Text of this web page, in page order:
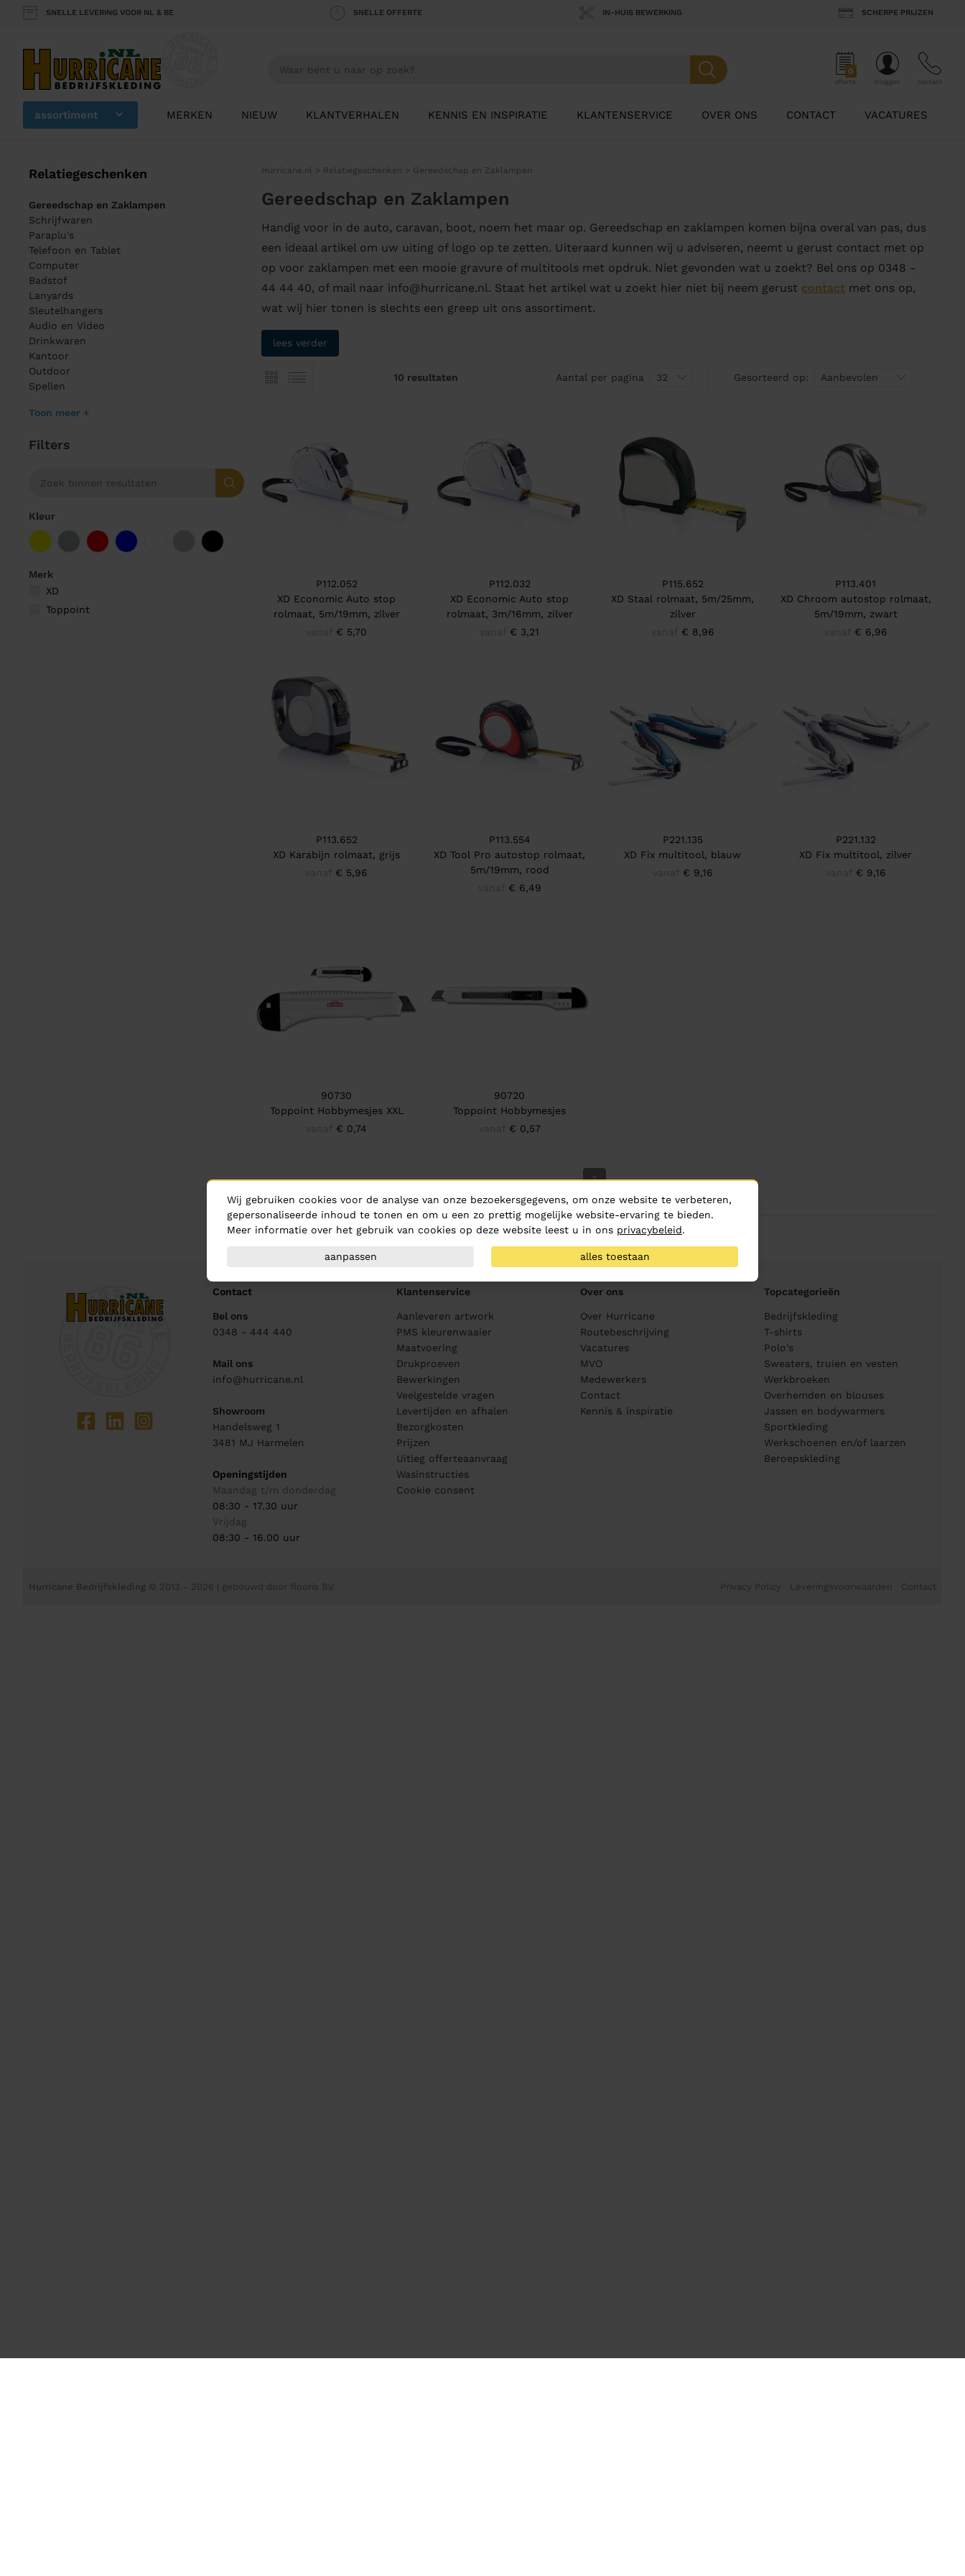
SNELLE LEVERING VOOR NL & BE SNELLE OFFERTE IN-HUIS BEWERKING SCHERPE PRIJZEN
0
offerte inloggen contact
assortiment MERKEN NIEUW KLANTVERHALEN KENNIS EN INSPIRATIE KLANTENSERVICE OVER ONS CONTACT VACATURES
Relatiegeschenken
Gereedschap en Zaklampen
Schrijfwaren
Paraplu's
Telefoon en Tablet
Computer
Badstof
Lanyards
Sleutelhangers
Audio en Video
Drinkwaren
Kantoor
Outdoor
Spellen
Toon meer +
Filters
Kleur
Merk
XD
Toppoint
Hurricane.nl > Relatiegeschenken > Gereedschap en Zaklampen
Gereedschap en Zaklampen
Handig voor in de auto, caravan, boot, noem het maar op. Gereedschap en zaklampen komen bijna overal van pas, dus
een ideaal artikel om uw uiting of logo op te zetten. Uiteraard kunnen wij u adviseren, neemt u gerust contact met op
op voor zaklampen met een mooie gravure of multitools met opdruk. Niet gevonden wat u zoekt? Bel ons op 0348 -
44 44 40, of mail naar info@hurricane.nl. Staat het artikel wat u zoekt hier niet bij neem gerust contact met ons op,
wat wij hier tonen is slechts een greep uit ons assortiment.
lees verder
10 resultaten Aantal per pagina Gesorteerd op:
P112.052
XD Economic Auto stop
rolmaat, 5m/19mm, zilver
€ 5,70
P112.032
XD Economic Auto stop
rolmaat, 3m/16mm, zilver
€ 3,21
P115.652
XD Staal rolmaat, 5m/25mm,
zilver
€ 8,96
P113.401
XD Chroom autostop rolmaat,
5m/19mm, zwart
€ 6,96
P113.652
XD Karabijn rolmaat, grijs
€ 5,96
P113.554
XD Tool Pro autostop rolmaat,
5m/19mm, rood
€ 6,49
P221.135
XD Fix multitool, blauw
€ 9,16
P221.132
XD Fix multitool, zilver
€ 9,16
90730
Toppoint Hobbymesjes XXL
€ 0,74
90720
Toppoint Hobbymesjes
€ 0,57
1
Contact
Bel ons
0348 - 444 440
Mail ons
info@hurricane.nl
Showroom
Handelsweg 1
3481 MJ Harmelen
Openingstijden
Maandag t/m donderdag
08:30 - 17.30 uur
Vrijdag
08:30 - 16.00 uur
Klantenservice
Aanleveren artwork
PMS kleurenwaaier
Maatvoering
Drukproeven
Bewerkingen
Veelgestelde vragen
Levertijden en afhalen
Bezorgkosten
Prijzen
Uitleg offerteaanvraag
Wasinstructies
Cookie consent
Over ons
Over Hurricane
Routebeschrijving
Vacatures
MVO
Medewerkers
Contact
Kennis & inspiratie
Topcategorieën
Bedrijfskleding
T-shirts
Polo's
Sweaters, truien en vesten
Werkbroeken
Overhemden en blouses
Jassen en bodywarmers
Sportkleding
Werkschoenen en/of laarzen
Beroepskleding
Hurricane Bedrijfskleding © 2013 - 2026 | gebouwd door flooris B.V. Privacy Policy Leveringsvoorwaarden Contact
Wij gebruiken cookies voor de analyse van onze bezoekersgegevens, om onze website te verbeteren,
gepersonaliseerde inhoud te tonen en om u een zo prettig mogelijke website-ervaring te bieden.
Meer informatie over het gebruik van cookies op deze website leest u in ons privacybeleid.
aanpassen alles toestaan